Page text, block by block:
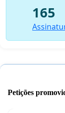
165
Petições